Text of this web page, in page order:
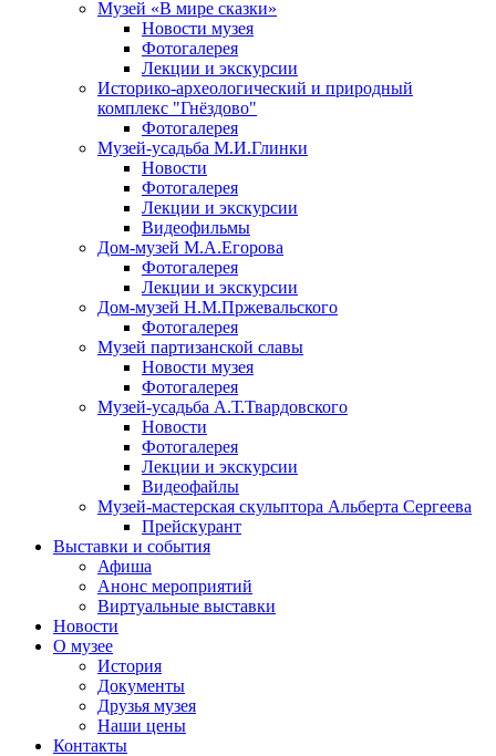
Музей «В мире сказки»
Новости музея
Фотогалерея
Лекции и экскурсии
Историко-археологический и природный
комплекс "Гнёздово"
Фотогалерея
Музей-усадьба М.И.Глинки
Новости
Фотогалерея
Лекции и экскурсии
Видеофильмы
Дом-музей М.А.Егорова
Фотогалерея
Лекции и экскурсии
Дом-музей Н.М.Пржевальского
Фотогалерея
Музей партизанской славы
Новости музея
Фотогалерея
Музей-усадьба А.Т.Твардовского
Новости
Фотогалерея
Лекции и экскурсии
Видеофайлы
Музей-мастерская скульптора Альберта Сергеева
Прейскурант
Выставки и события
Афиша
Анонс мероприятий
Виртуальные выставки
Новости
О музее
История
Документы
Друзья музея
Наши цены
Контакты